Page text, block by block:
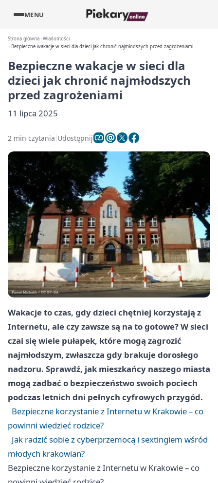
MENU
Strona główna Wiadomości
Bezpieczne wakacje w sieci dla dzieci jak chronić najmłodszych przed zagrożeniami
Bezpieczne wakacje w sieci dla
dzieci jak chronić najmłodszych
przed zagrożeniami
11 lipca 2025
2 min czytania Udostępnij
Wakacje to czas, gdy dzieci chętniej korzystają z
Internetu, ale czy zawsze są na to gotowe? W sieci
czai się wiele pułapek, które mogą zagrozić
najmłodszym, zwłaszcza gdy brakuje dorosłego
nadzoru. Sprawdź, jak mieszkańcy naszego miasta
mogą zadbać o bezpieczeństwo swoich pociech
podczas letnich dni pełnych cyfrowych przygód.
Bezpieczne korzystanie z Internetu w Krakowie – co
powinni wiedzieć rodzice?
Jak radzić sobie z cyberprzemocą i sextingiem wśród
młodych krakowian?
Bezpieczne korzystanie z Internetu w Krakowie – co